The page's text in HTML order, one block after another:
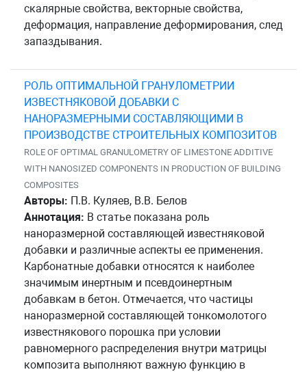
скалярные свойства, векторные свойства,
деформация, направление деформирования, след
запаздывания.
РОЛЬ ОПТИМАЛЬНОЙ ГРАНУЛОМЕТРИИ
ИЗВЕСТНЯКОВОЙ ДОБАВКИ С
НАНОРАЗМЕРНЫМИ СОСТАВЛЯЮЩИМИ В
ПРОИЗВОДСТВЕ СТРОИТЕЛЬНЫХ КОМПОЗИТОВ
ROLE OF OPTIMAL GRANULOMETRY OF LIMESTONE ADDITIVE
WITH NANOSIZED COMPONENTS IN PRODUCTION OF BUILDING
COMPOSITES
Авторы: П.В. Куляев, В.В. Белов
Аннотация: В статье показана роль
наноразмерной составляющей известняковой
добавки и различные аспекты ее применения.
Карбонатные добавки относятся к наиболее
значимым инертным и псевдоинертным
добавкам в бетон. Отмечается, что частицы
наноразмерной составляющей тонкомолотого
известнякового порошка при условии
равномерного распределения внутри матрицы
композита выполняют важную функцию в